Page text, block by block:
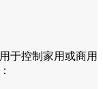
于控制家用或商用